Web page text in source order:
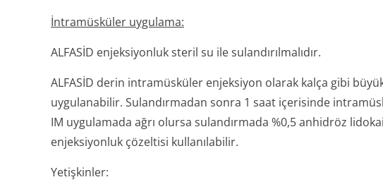
İntramüsküler uygulama:
ALFASİD enjeksiyonluk steril su ile sulandırılmalıdır.
ALFASİD derin intramüsküler enjeksiyon olarak kalça gibi
uygulanabilir. Sulandırmadan sonra 1 saat içerisinde
IM uygulamada ağrı olursa sulandırmada %0,5 anhidröz
enjeksiyonluk çözeltisi kullanılabilir.
Yetişkinler: